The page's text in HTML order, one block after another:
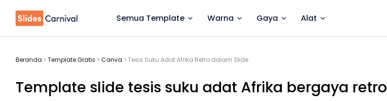
Semua Template Warna Gaya Alat
Beranda > Template Gratis > Canva > Tesis Suku Adat Afrika Retro dalam Slide
Template slide tesis suku adat Afrika bergaya retro